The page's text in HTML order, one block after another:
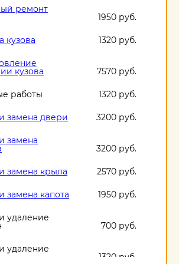
ремонт
1950 руб.
кузова 1320 руб.
кузова 7570 руб.
работы 1320 руб.
замена двери 3200 руб.
замена
3200 руб.
замена крыла 2570 руб.
замена капота 1950 руб.
удаление
700 руб.
удаление
1320 руб.